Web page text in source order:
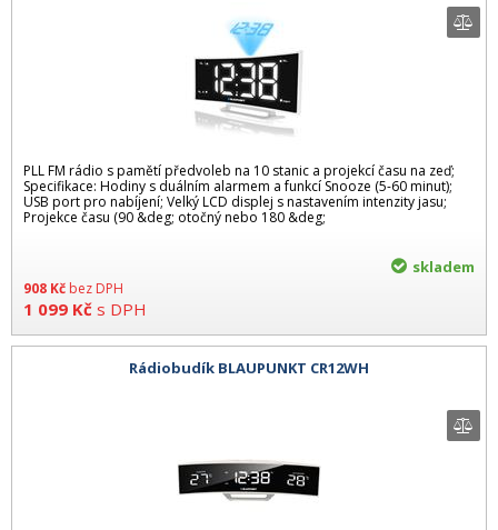
PLL FM rádio s pamětí předvoleb na 10 stanic a projekcí času na zeď;
Specifikace: Hodiny s duálním alarmem a funkcí Snooze (5-60 minut);
USB port pro nabíjení; Velký LCD displej s nastavením intenzity jasu;
Projekce času (90 &deg; otočný nebo 180 &deg;
908 Kč bez DPH
1 099 Kč s DPH
skladem
Rádiobudík BLAUPUNKT CR12WH